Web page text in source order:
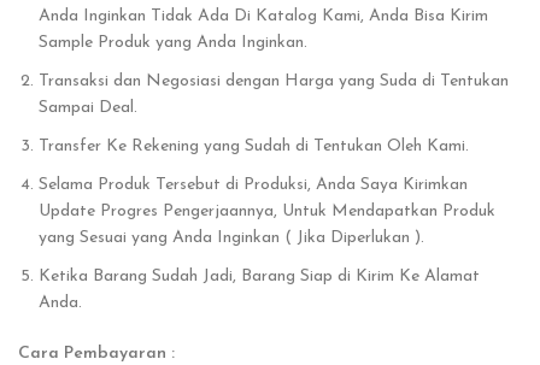
Anda Inginkan Tidak Ada Di Katalog Kami, Anda Bisa Kirim
Sample Produk yang Anda Inginkan.
Transaksi dan Negosiasi dengan Harga yang Suda di Tentukan
Sampai Deal.
Transfer Ke Rekening yang Sudah di Tentukan Oleh Kami.
Selama Produk Tersebut di Produksi, Anda Saya Kirimkan
Update Progres Pengerjaannya, Untuk Mendapatkan Produk
yang Sesuai yang Anda Inginkan ( Jika Diperlukan ).
Ketika Barang Sudah Jadi, Barang Siap di Kirim Ke Alamat
Anda.
Cara Pembayaran :